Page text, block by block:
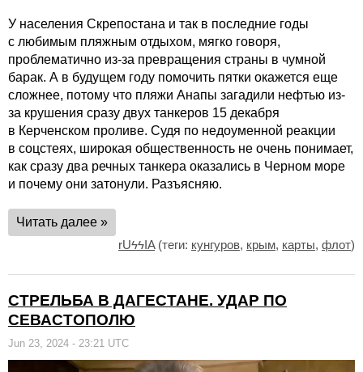
У населения Скрепостана и так в последние годы
с любимым пляжным отдыхом, мягко говоря,
проблематично из-за превращения страны в чумной
барак. А в будущем году помочить пятки окажется еще
сложнее, потому что пляжи Анапы загадили нефтью из-
за крушения сразу двух танкеров 15 декабря
в Керченском проливе. Судя по недоуменной реакции
в соцстеях, широкая общественность не очень понимает,
как сразу два речных танкера оказались в Черном море
и почему они затонули. Разъясняю.
Читать далее »
rUϟϟIA(теги: кунгуров, крым, карты, флот)
СТРЕЛЬБА В ДАГЕСТАНЕ. УДАР ПО
СЕВАСТОПОЛЮ
Jun 23, 2024 - 23:21 UTC